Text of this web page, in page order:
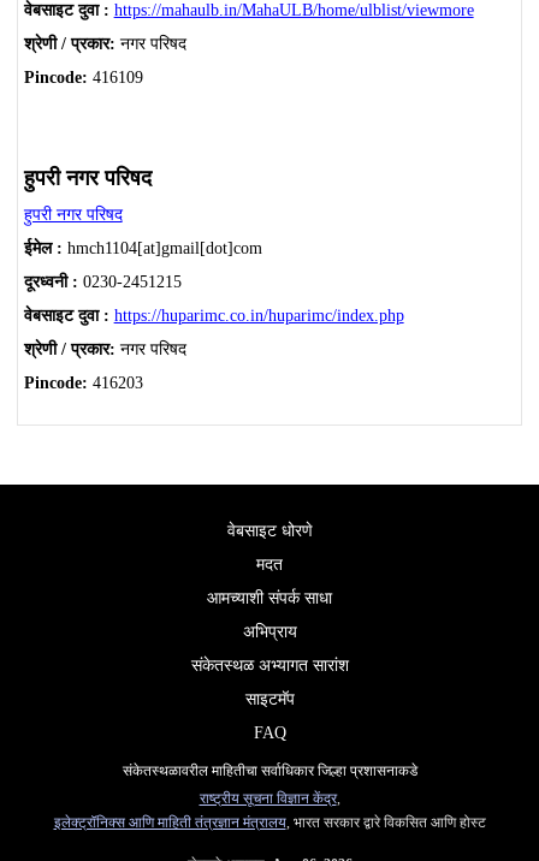
वेबसाइट दुवा : https://mahaulb.in/MahaULB/home/ulblist/viewmore
श्रेणी / प्रकार: नगर परिषद
Pincode: 416109
हुपरी नगर परिषद
हुपरी नगर परिषद
ईमेल : hmch1104[at]gmail[dot]com
दूरध्वनी : 0230-2451215
वेबसाइट दुवा : https://huparimc.co.in/huparimc/index.php
श्रेणी / प्रकार: नगर परिषद
Pincode: 416203
वेबसाइट धोरणे
मदत
आमच्याशी संपर्क साधा
अभिप्राय
संकेतस्थळ अभ्यागत सारांश
साइटमॅप
FAQ
संकेतस्थळावरील माहितीचा सर्वाधिकार जिल्हा प्रशासनाकडे
राष्ट्रीय सूचना विज्ञान केंद्र,
इलेक्ट्रॉनिक्स आणि माहिती तंत्रज्ञान मंत्रालय, भारत सरकार द्वारे विकसित आणि होस्ट